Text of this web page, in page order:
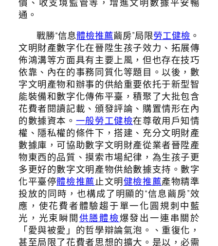
通。
戰勝“信息體檢推薦繭房”局限勞工健檢 。
文明財產數字化在晉陞生孩子效力、拓展傳
佈鴻溝等方面具有主要上風，但也存在技巧
依靠、內在的事務同質化等題目。以後，數
字文明產物和辦事的供給重要依托于新型智
能裝備和數字化傳佈平臺，積聚了大批包含
花費者閱讀記載、頒發評論、購置情形在內
的數據資本。 一般勞工健檢在尊敬用戶知情
權、隱私權的條件下，搭建、充分文明財產
數據庫，可協助數字文明財產從業者晉陞產
物東西的品質、摸索市場紀律，為生孩子更
多更好的數字文明產物供給數據支持。數字
化平臺停體檢推薦止文明健檢推薦產物精準
投放的同時，也構成了明顯的“信息繭房”效
應，使花費者體驗趨于單一化圓規刺中藍
光，光束瞬間供膳體檢爆發出一連串關於
「愛與被愛」的哲學辯論氣泡。、重復化，
甚至局限了花費者思想的擴大。是以，必需